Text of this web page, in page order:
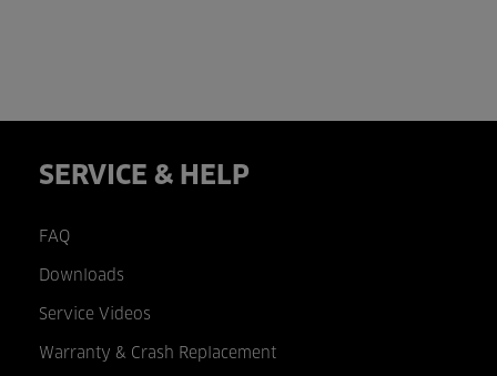
SERVICE & HELP
FAQ
Downloads
Service Videos
Warranty & Crash Replacement